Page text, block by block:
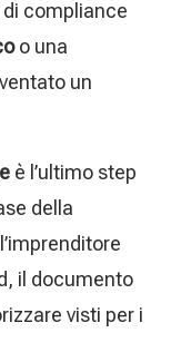
compliance
o una
un
è l’ultimo step
della
il documento
visti per i